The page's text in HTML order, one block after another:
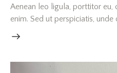
Aenean leo ligula, porttitor eu,
enim. Sed ut perspiciatis, unde